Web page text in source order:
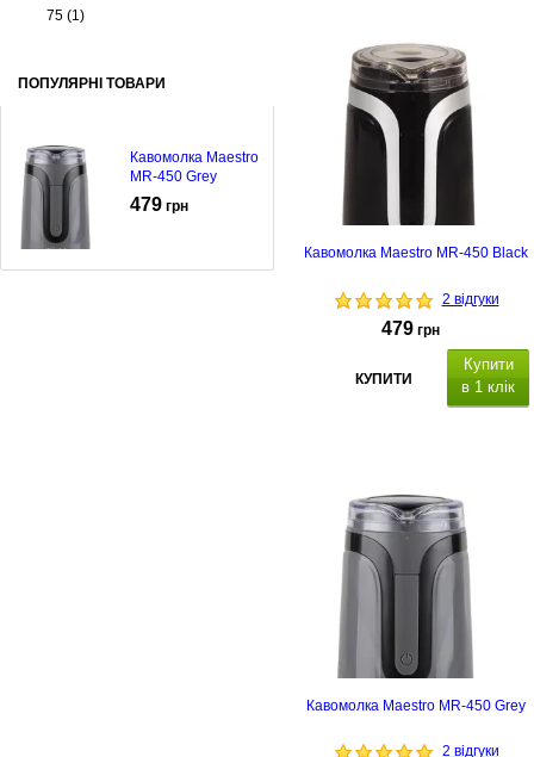
75 (1)
ПОПУЛЯРНІ ТОВАРИ
Кавомолка Maestro
MR-450 Grey
479 грн
Кавомолка Maestro MR-450 Black
2 відгуки
479 грн
КУПИТИ
Купити
в 1 клік
автоматична система
Кавомолка Maestro MR-450 Grey
2 відгуки